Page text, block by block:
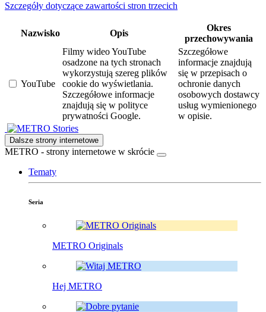
Szczegóły dotyczące zawartości stron trzecich
Nazwisko Opis
Okres
przechowywania
YouTube
Filmy wideo YouTube
osadzone na tych stronach
wykorzystują szereg plików
cookie do wyświetlania.
Szczegółowe informacje
znajdują się w polityce
prywatności Google.
Szczegółowe
informacje znajdują
się w przepisach o
ochronie danych
osobowych dostawcy
usług wymienionego
w opisie.
Stories
Dalsze strony internetowe
METRO - strony internetowe w skrócie
Tematy
Seria
METRO Originals
Hej METRO